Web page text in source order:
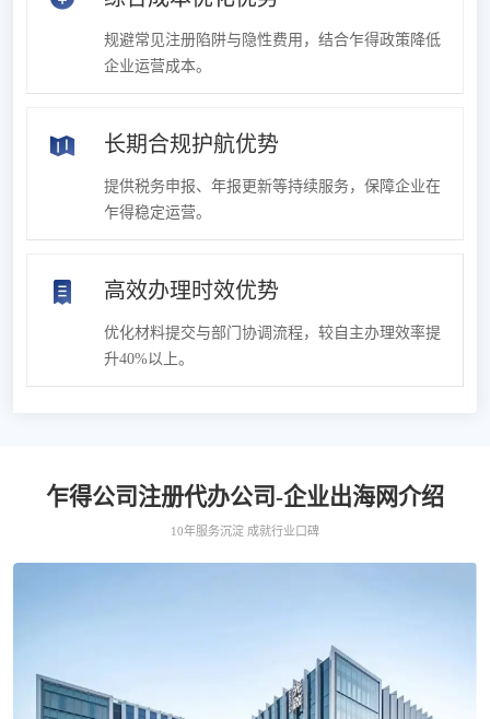
规避常见注册陷阱与隐性费用，结合乍得政策降低
企业运营成本。
长期合规护航优势
提供税务申报、年报更新等持续服务，保障企业在
乍得稳定运营。
高效办理时效优势
优化材料提交与部门协调流程，较自主办理效率提
升40%以上。
乍得公司注册代办公司-企业出海网介绍
10年服务沉淀 成就行业口碑